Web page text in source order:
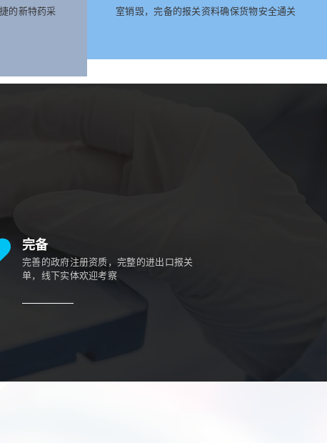
的新特药采
室销毁，完备的报关资料确保货物安全通关
完备
完善的政府注册资质，完整的进出口报关
单，线下实体欢迎考察